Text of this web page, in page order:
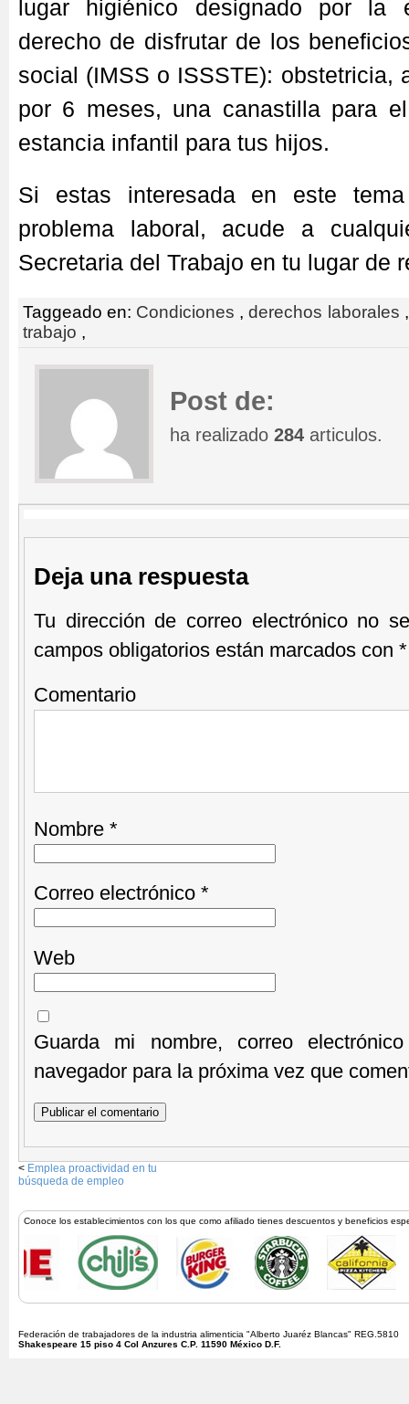
lugar higiénico designado por la
derecho de disfrutar de los
social (IMSS o ISSSTE): obstetricia,
por 6 meses, una canastilla para
estancia infantil para tus hijos.
Si estas interesada en este
problema laboral, acude a
Secretaria del Trabajo en tu lugar de
Taggeado en: Condiciones ,derechos laborales
trabajo ,
Post de:
ha realizado 284 articulos.
Deja una respuesta
Tu dirección de correo electrónico no
campos obligatorios están marcados con *
Comentario
Nombre *
Correo electrónico *
Web
Guarda mi nombre, correo
navegador para la próxima vez que
< Emplea proactividad en tu
búsqueda de empleo
Conoce los establecimientos con los que como afiliado tienes descuentos y beneficios
Federación de trabajadores de la industria alimenticia "Alberto Juaréz Blancas" REG.5810
Shakespeare 15 piso 4 Col Anzures C.P. 11590 México D.F.